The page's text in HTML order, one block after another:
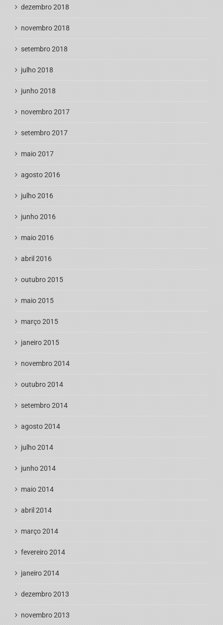
dezembro 2018
novembro 2018
setembro 2018
julho 2018
junho 2018
novembro 2017
setembro 2017
maio 2017
agosto 2016
julho 2016
junho 2016
maio 2016
abril 2016
outubro 2015
maio 2015
março 2015
janeiro 2015
novembro 2014
outubro 2014
setembro 2014
agosto 2014
julho 2014
junho 2014
maio 2014
abril 2014
março 2014
fevereiro 2014
janeiro 2014
dezembro 2013
novembro 2013